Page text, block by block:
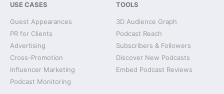
USE CASES
Guest Appearances
PR for Clients
Advertising
Cross-Promotion
Influencer Marketing
Podcast Monitoring
TOOLS
3D Audience Graph
Podcast Reach
Subscribers & Followers
Discover New Podcasts
Embed Podcast Reviews